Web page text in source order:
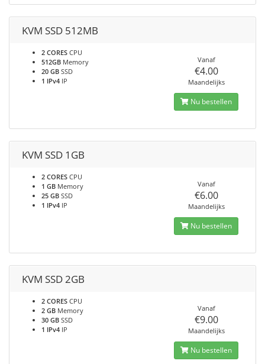
KVM SSD 512MB
2 CORES CPU
512GB Memory
20 GB SSD
1 IPv4 IP
Vanaf
€4.00
Maandelijks
Nu bestellen
KVM SSD 1GB
2 CORES CPU
1 GB Memory
25 GB SSD
1 IPv4 IP
Vanaf
€6.00
Maandelijks
Nu bestellen
KVM SSD 2GB
2 CORES CPU
2 GB Memory
30 GB SSD
1 IPv4 IP
Vanaf
€9.00
Maandelijks
Nu bestellen